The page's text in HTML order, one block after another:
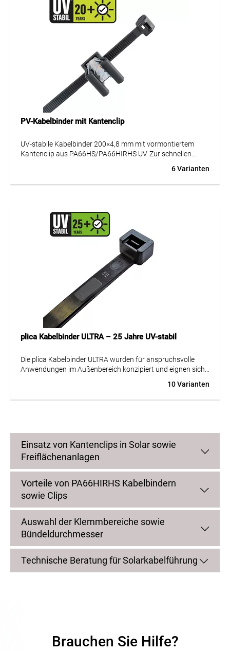
PV-Kabelbinder mit Kantenclip
UV-stabile Kabelbinder 200×4,8 mm mit vormontiertem
Kantenclip aus PA66HS/PA66HIRHS UV. Zur schnellen
oder oben montierbar, für lineare oder quer verlaufende
Installation. Halogenfrei, RoHS- & REACH-konform, für
6 Varianten
plica Kabelbinder ULTRA – 25 Jahre UV-stabil
Die plica Kabelbinder ULTRA wurden für anspruchsvolle
Anwendungen im Außenbereich konzipiert und eignen sich
Gartenbau, Bauprojekte sowie alle Installationen, die
intensiver UV-Strahlung und wechselnden
unter mitteleuropäischen Klimabedingungen – das
entspricht dem Dreifachen des derzeit geltenden UL-
Einstrahlung geschützt. Damit bieten sie eine zuverlässige
und langlebige Lösung für sichere Kabelbefestigungen im
Außenbereich.
10 Varianten
Einsatz von Kantenclips in Solar sowie
Freiflächenanlagen
Vorteile von PA66HIRHS Kabelbindern
sowie Clips
Auswahl der Klemmbereiche sowie
Bündeldurchmesser
Technische Beratung für Solarkabelführung
Brauchen Sie Hilfe?